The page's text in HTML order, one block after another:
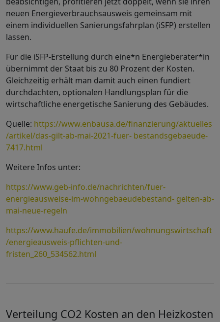
neuen Energieverbrauchsausweis gemeinsam mit
einem individuellen Sanierungsfahrplan (iSFP) erstellen
lassen.
Für die iSFP-Erstellung durch eine*n Energieberater*in
übernimmt der Staat bis zu 80 Prozent der Kosten.
Gleichzeitig erhält man damit auch einen fundiert
durchdachten, optionalen Handlungsplan für die
wirtschaftliche energetische Sanierung des Gebäudes.
Quelle: https://www.enbausa.de/finanzierung/aktuelles
/artikel/das-gilt-ab-mai-2021-fuer- bestandsgebaeude-
7417.html
Weitere Infos unter:
https://www.geb-info.de/nachrichten/fuer-
energieausweise-im-wohngebaeudebestand- gelten-ab-
mai-neue-regeln
https://www.haufe.de/immobilien/wohnungswirtschaft
/energieausweis-pflichten-und-
fristen_260_534562.html
Verteilung CO2 Kosten an den Heizkosten